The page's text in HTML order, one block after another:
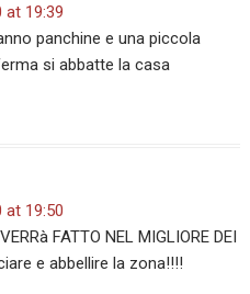
at 19:39
panchine e una piccola
si abbatte la casa
at 19:50
FATTO NEL MIGLIORE DEI
e abbellire la zona!!!!